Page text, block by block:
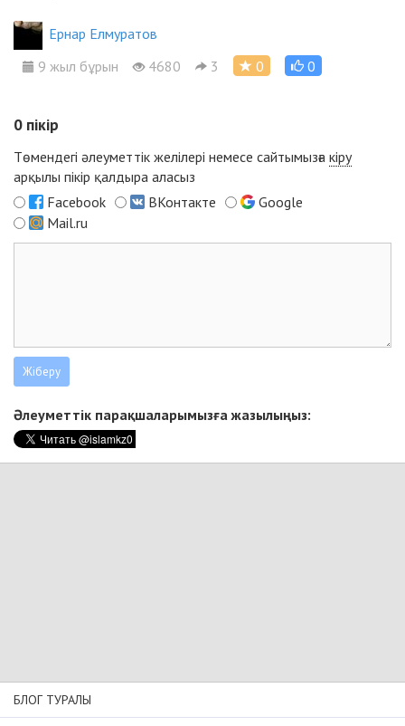
Ернар Елмуратов
9 жыл бұрын
4680 3 0 0
0 пікір
Төмендегі әлеуметтік желілері немесе сайтымызға кіру
арқылы пікір қалдыра аласыз
Facebook
ВКонтакте
Google
Mail.ru
Әлеуметтік парақшаларымызға жазылыңыз:
БЛОГ ТУРАЛЫ